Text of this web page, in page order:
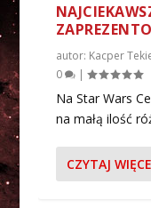
autor: Kacper
0
|
Na Star Wars
na małą ilość
CZYTAJ